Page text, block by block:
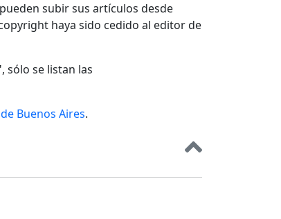
subir sus artículos desde
haya sido cedido al editor de
sólo se listan las
Buenos Aires.